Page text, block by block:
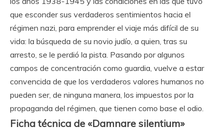
que esconder sus verdaderos sentimientos hacia el
régimen nazi, para emprender el viaje más difícil de su
vida: la búsqueda de su novio judío, a quien, tras su
arresto, se le perdió la pista. Pasando por algunos
campos de concentración como guardia, vuelve a estar
convencida de que los verdaderos valores humanos no
pueden ser, de ninguna manera, los impuestos por la
propaganda del régimen, que tienen como base el odio.
Ficha técnica de «Damnare silentium»